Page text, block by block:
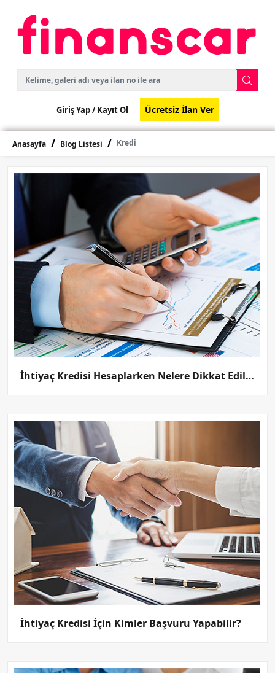
Giriş Yap /Kayıt Ol Ücretsiz İlan Ver
Anasayfa Blog Listesi Kredi
İhtiyaç Kredisi Hesaplarken Nelere Dikkat Edilmelidir?
İhtiyaç Kredisi İçin Kimler Başvuru Yapabilir?